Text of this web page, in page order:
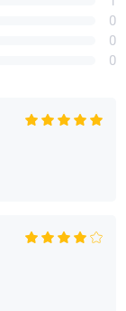
0
0
0